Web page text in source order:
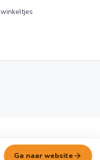
winkeltjes
Ga naar website arrow_forward